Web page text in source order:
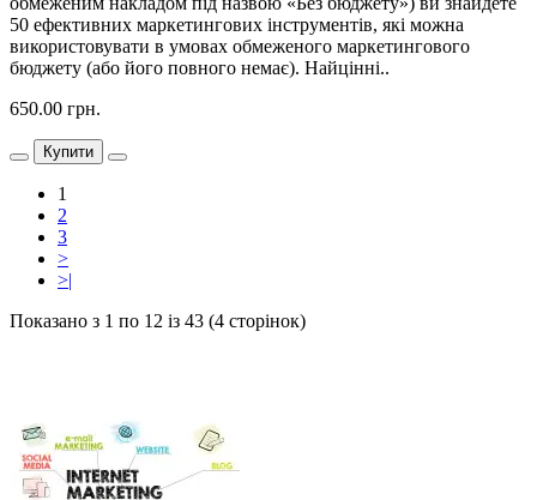
50 ефективних маркетингових інструментів, які можна
використовувати в умовах обмеженого маркетингового
бюджету (або його повного немає). Найцінні..
650.00 грн.
Купити
1
2
3
>
>|
Показано з 1 по 12 із 43 (4 сторінок)